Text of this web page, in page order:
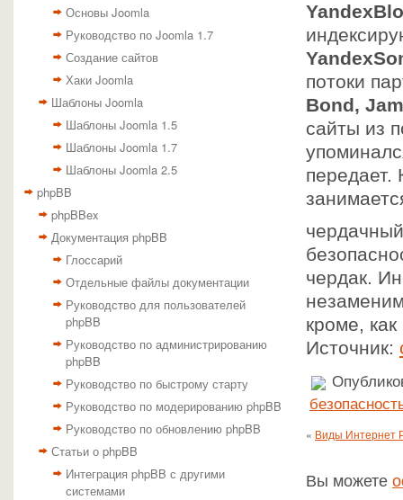
Основы Joomla
Руководство по Joomla 1.7
Создание сайтов
Хаки Joomla
Шаблоны Joomla
Шаблоны Joomla 1.5
Шаблоны Joomla 1.7
Шаблоны Joomla 2.5
phpBB
phpBBex
Документация phpBB
Глоссарий
Отдельные файлы документации
Руководство для пользователей
phpBB
Руководство по администрированию
phpBB
Руководство по быстрому старту
Руководство по модерированию phpBB
Руководство по обновлению phpBB
Статьи о phpBB
Интеграция phpBB с другими
системами
потоки
Bond,
сайты из
передает.
чердак.
кроме,
Источник:
« Виды Интернет
Вы можете